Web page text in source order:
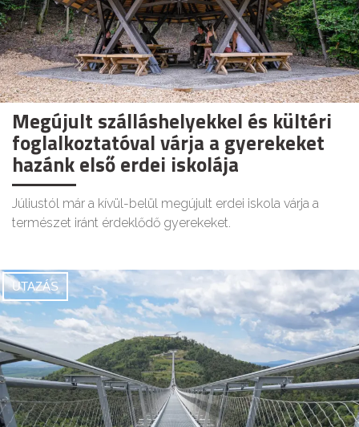
Megújult szálláshelyekkel és kültéri
foglalkoztatóval várja a gyerekeket
hazánk első erdei iskolája
Júliustól már a kívül-belül megújult erdei iskola várja a
természet iránt érdeklődő gyerekeket.
UTAZÁS